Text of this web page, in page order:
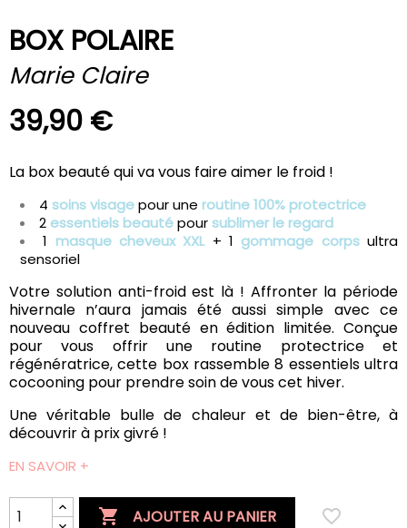
BOX POLAIRE
Marie Claire
39,90 €
La box beauté qui va vous faire aimer le froid !
4 soins visagepour une routine 100% protectrice
2 essentiels beautépoursublimer le regard
1 masque cheveux XXL+ 1 gommage corpsultra
sensoriel
Votre solution anti-froid est là ! Affronter la période
hivernale n’aura jamais été aussi simple avec ce
nouveau coffret beauté en édition limitée. Conçue
pour vous offrir une routine protectrice et
régénératrice, cette box rassemble 8 essentiels ultra
cocooning pour prendre soin de vous cet hiver.
Une véritable bulle de chaleur et de bien-être, à
découvrir à prix givré !
EN SAVOIR +
 AJOUTER AU PANIER
favorite_border